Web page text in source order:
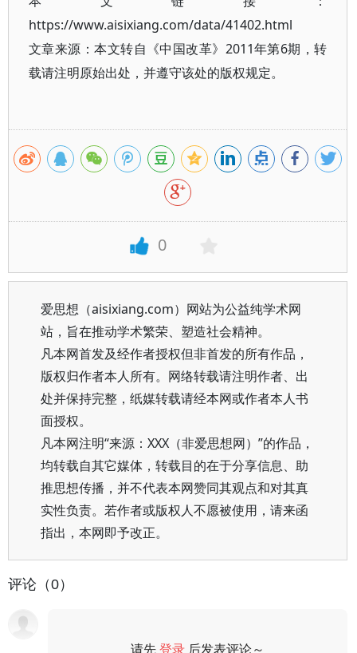
https://www.aisixiang.com/data/41402.html
文章来源：本文转自《中国改革》2011年第6期，转
载请注明原始出处，并遵守该处的版权规定。
0
爱思想（aisixiang.com）网站为公益纯学术网
站，旨在推动学术繁荣、塑造社会精神。
凡本网首发及经作者授权但非首发的所有作品，
版权归作者本人所有。网络转载请注明作者、出
处并保持完整，纸媒转载请经本网或作者本人书
面授权。
凡本网注明“来源：XXX（非爱思想网）”的作品，
均转载自其它媒体，转载目的在于分享信息、助
推思想传播，并不代表本网赞同其观点和对其真
实性负责。若作者或版权人不愿被使用，请来函
指出，本网即予改正。
评论（0）
请先登录 后发表评论～